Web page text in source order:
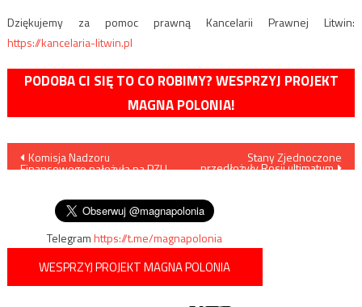
Dziękujemy za pomoc prawną Kancelarii Prawnej Litwin:
https://kancelaria-litwin.pl
PODOBA CI SIĘ TO CO ROBIMY? WESPRZYJ PROJEKT
MAGNA POLONIA!
Nawigacja
Komisja Nadzoru
Finansowego nałożyła na PZU
Stany Zjednoczone
przedłożyły Rosji ultimatum
Telegramhttps://t.me/magnapolonia
WESPRZYJ PROJEKT MAGNA POLONIA